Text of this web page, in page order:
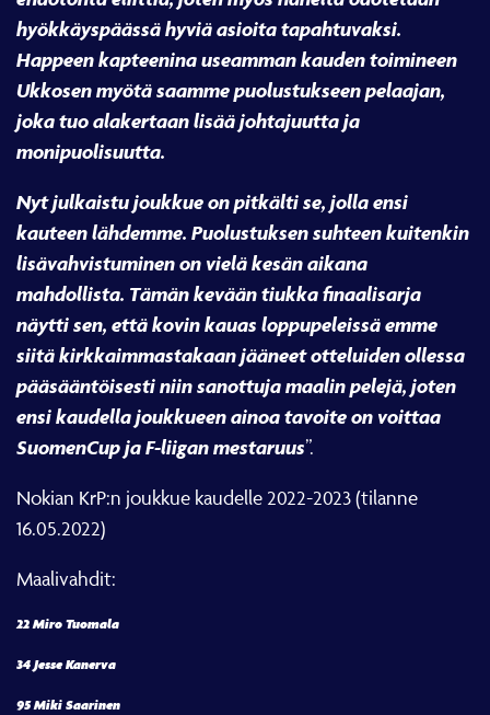
hyökkäyspäässä hyviä asioita tapahtuvaksi.
Happeen kapteenina useamman kauden toimineen
Ukkosen myötä saamme puolustukseen pelaajan,
joka tuo alakertaan lisää johtajuutta ja
monipuolisuutta.
Nyt julkaistu joukkue on pitkälti se, jolla ensi
kauteen lähdemme. Puolustuksen suhteen kuitenkin
lisävahvistuminen on vielä kesän aikana
mahdollista. Tämän kevään tiukka finaalisarja
näytti sen, että kovin kauas loppupeleissä emme
siitä kirkkaimmastakaan jääneet otteluiden ollessa
pääsääntöisesti niin sanottuja maalin pelejä, joten
ensi kaudella joukkueen ainoa tavoite on voittaa
SuomenCup ja F-liigan mestaruus”.
Nokian KrP:n joukkue kaudelle 2022-2023 (tilanne
16.05.2022)
Maalivahdit:
22 Miro Tuomala
34 Jesse Kanerva
95 Miki Saarinen